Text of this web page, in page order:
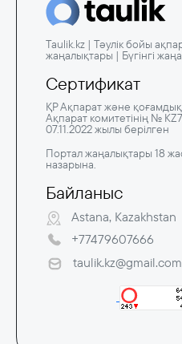
Taulik.kz | Тәулік бойы
жаңалықтары | Бүгінгі
Сертификат
ҚР Ақпарат және қоғамдық
Ақпарат комитетінің №
07.11.2022 жылы берілген
Портал жаңалықтары 18
назарына.
Байланыс
Astana, Kazakhstan
+77479607666
taulik.kz@gmail.com